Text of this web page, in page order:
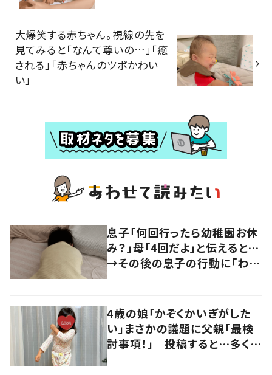
大爆笑する赤ちゃん。視線の先を
見てみると「なんて尊いの…」「癒
される」「赤ちゃんのツボかわい
い」
息子「何回行ったら幼稚園お休
み？」母「4回だよ」と伝えると…
→その後の息子の行動に「わか
4歳の娘「かぞくかいぎがした
い」まさかの議題に父親「最検
討事項！」 投稿すると…多くの